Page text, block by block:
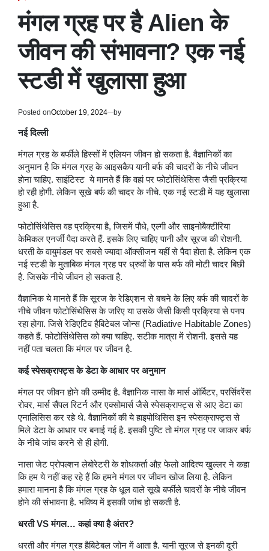
मंगल ग्रह पर है Alien के
जीवन की संभावना? एक नई
स्टडी में खुलासा हुआ
Posted onOctober 19, 2024 by
नई दिल्ली
मंगल ग्रह के बर्फीले हिस्सों में एलियन जीवन हो सकता है. वैज्ञानिकों का
अनुमान है कि मंगल ग्रह के आइसकैप यानी बर्फ की चादरों के नीचे जीवन
होना चाहिए. साइंटिस्ट ये मानते हैं कि वहां पर फोटोसिंथेसिस जैसी प्रक्रिया
हो रही होगी. लेकिन सूखे बर्फ की चादर के नीचे. एक नई स्टडी में यह खुलासा
हुआ है.
फोटोसिंथेसिस वह प्रक्रिया है, जिसमें पौधे, एल्गी और साइनोबैक्टीरिया
केमिकल एनर्जी पैदा करते हैं. इसके लिए चाहिए पानी और सूरज की रोशनी.
धरती के वायुमंडल पर सबसे ज्यादा ऑक्सीजन यहीं से पैदा होता है. लेकिन एक
नई स्टडी के मुताबिक मंगल ग्रह पर ध्रुवों के पास बर्फ की मोटी चादर बिछी
है. जिसके नीचे जीवन हो सकता है.
वैज्ञानिक ये मानते हैं कि सूरज के रेडिएशन से बचने के लिए बर्फ की चादरों के
नीचे जीवन फोटोसिंथेसिस के जरिए या उसके जैसी किसी प्रक्रिया से पनप
रहा होगा. जिसे रेडिएटिव हैबिटेबल जोन्स (Radiative Habitable Zones)
कहते हैं. फोटोसिंथेसिस को क्या चाहिए. सटीक मात्रा में रोशनी. इससे यह
नहीं पता चलता कि मंगल पर जीवन है.
कई स्पेसक्राफ्ट्स के डेटा के आधार पर अनुमान
मंगल पर जीवन होने की उम्मीद है. वैज्ञानिक नासा के मार्स ऑर्बिटर, परर्सिवरेंस
रोवर, मार्स सैंपल रिटर्न और एक्सोमार्स जैसे स्पेसक्राफ्ट्स से आए डेटा का
एनालिसिस कर रहे थे. वैज्ञानिकों की ये हाइपोथिसिस इन स्पेसक्राफ्ट्स से
मिले डेटा के आधार पर बनाई गई है. इसकी पुष्टि तो मंगल ग्रह पर जाकर बर्फ
के नीचे जांच करने से ही होगी.
नासा जेट प्रोपल्शन लेबोरेटरी के शोधकर्ता औऱ फेलो आदित्य खुल्लर ने कहा
कि हम ये नहीं कह रहे हैं कि हमने मंगल पर जीवन खोज लिया है. लेकिन
हमारा मानना है कि मंगल ग्रह के धूल वाले सूखे बर्फीले चादरों के नीचे जीवन
होने की संभावना है. भविष्य में इसकी जांच हो सकती है.
धरती VS मंगल… कहां क्या है अंतर?
धरती और मंगल ग्रह हैबिटेबल जोन में आता है. यानी सूरज से इनकी दूरी